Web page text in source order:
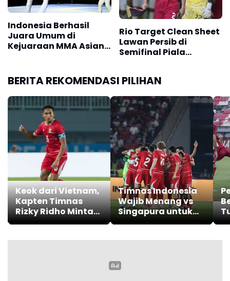
Indonesia Berhasil
Juara Umum di
Kejuaraan MMA Asian
Rio Target Clean Sheet
Lawan Persib di
Semifinal Piala
BERITA REKOMENDASI PILIHAN
Keok dari Vietnam,
Kapten Timnas
Rizky Ridho Minta
Maaf
Timnas Indonesia
Wajib Menang vs
Singapura untuk
Lolos ke Semifinal